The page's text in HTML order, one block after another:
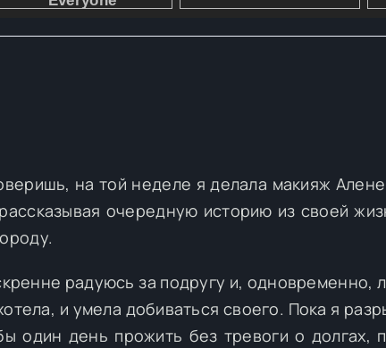
на той неделе я делала макияж
очередную историю из своей
радуюсь за подругу и, одновременно,
и умела добиваться своего. Пока я
один день прожить без тревоги о долгах,